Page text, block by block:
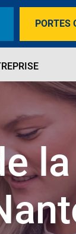
PORTES